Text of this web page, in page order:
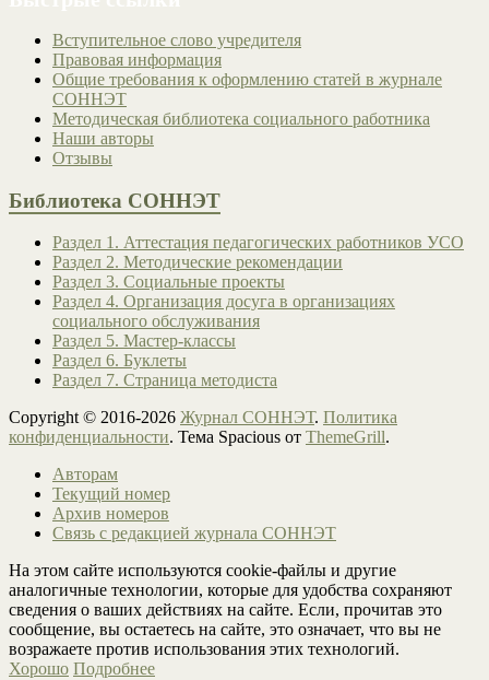
Вступительное слово учредителя
Правовая информация
Общие требования к оформлению статей в журнале
СОННЭТ
Методическая библиотека социального работника
Наши авторы
Отзывы
Библиотека СОННЭТ
Раздел 1. Аттестация педагогических работников УСО
Раздел 2. Методические рекомендации
Раздел 3. Социальные проекты
Раздел 4. Организация досуга в организациях
социального обслуживания
Раздел 5. Мастер-классы
Раздел 6. Буклеты
Раздел 7. Страница методиста
Copyright © 2016-2026 Журнал СОННЭТ. Политика
конфиденциальности. Тема Spacious от ThemeGrill.
Авторам
Текущий номер
Архив номеров
Связь с редакцией журнала СОННЭТ
На этом сайте используются cookie-файлы и другие
аналогичные технологии, которые для удобства сохраняют
сведения о ваших действиях на сайте. Если, прочитав это
сообщение, вы остаетесь на сайте, это означает, что вы не
возражаете против использования этих технологий.
Хорошо Подробнее